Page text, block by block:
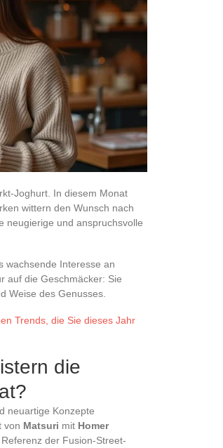
Joghurt. In diesem Monat
wittern den Wunsch nach
neugierige und anspruchsvolle
wachsende Interesse an
auf die Geschmäcker: Sie
Weise des Genusses.
Trends, die Sie dieses Jahr
die
neuartige Konzepte
von Matsuri mit Homer
Referenz der Fusion-Street-